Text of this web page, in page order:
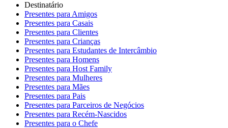
Destinatário
Presentes para Amigos
Presentes para Casais
Presentes para Clientes
Presentes para Crianças
Presentes para Estudantes de Intercâmbio
Presentes para Homens
Presentes para Host Family
Presentes para Mulheres
Presentes para Mães
Presentes para Pais
Presentes para Parceiros de Negócios
Presentes para Recém-Nascidos
Presentes para o Chefe